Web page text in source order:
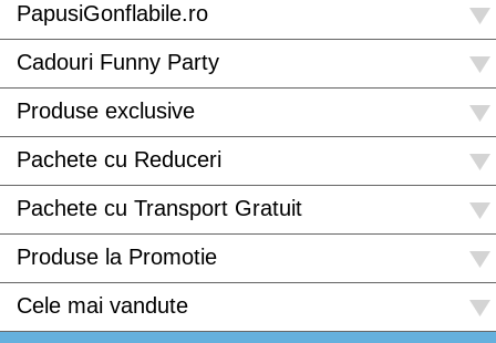
PapusiGonflabile.ro
Cadouri Funny Party
Produse exclusive
Pachete cu Reduceri
Pachete cu Transport Gratuit
Produse la Promotie
Cele mai vandute